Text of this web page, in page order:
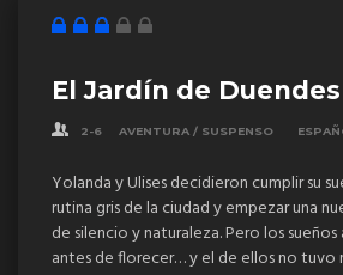
El Jardín de Duendes
2-6 AVENTURA / SUSPENSO
Yolanda y Ulises decidieron cumplir su
rutina gris de la ciudad y empezar una
de silencio y naturaleza. Pero los sueños
antes de florecer… y el de ellos no tuvo